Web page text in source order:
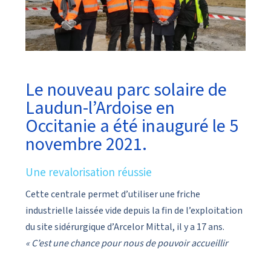
Le nouveau parc solaire de
Laudun-l’Ardoise en
Occitanie a été inauguré le 5
novembre 2021.
Une revalorisation réussie
Cette centrale permet d’utiliser une friche
industrielle laissée vide depuis la fin de l’exploitation
du site sidérurgique d’Arcelor Mittal, il y a 17 ans.
« C’est une chance pour nous de pouvoir accueillir